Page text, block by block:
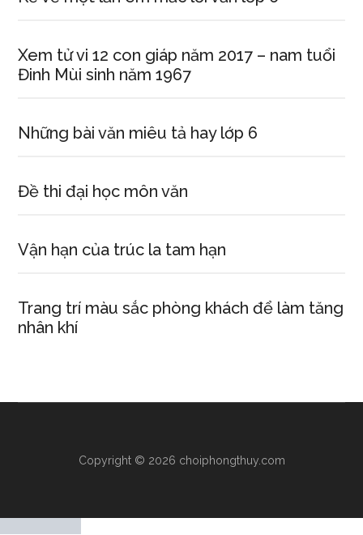
Xem tử vi 12 con giáp năm 2017 – nam tuổi
Đinh Mùi sinh năm 1967
Những bài văn miêu tả hay lớp 6
Đề thi đại học môn văn
Vận hạn của trúc la tam hạn
Trang trí màu sắc phòng khách để làm tăng
nhân khí
Copyright © 2026 choiphongthuy.com